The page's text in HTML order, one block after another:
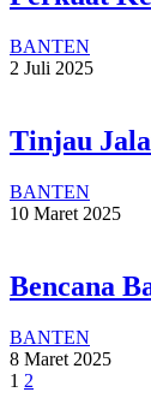
BANTEN
2 Juli 2025
Tinjau
BANTEN
10 Maret 2025
Bencana
BANTEN
8 Maret 2025
1 2